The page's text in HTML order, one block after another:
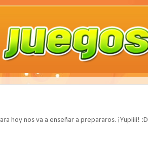
hoy nos va a enseñar a prepararos. ¡Yupiiii! :D